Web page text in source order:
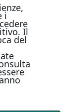
i
Il
del